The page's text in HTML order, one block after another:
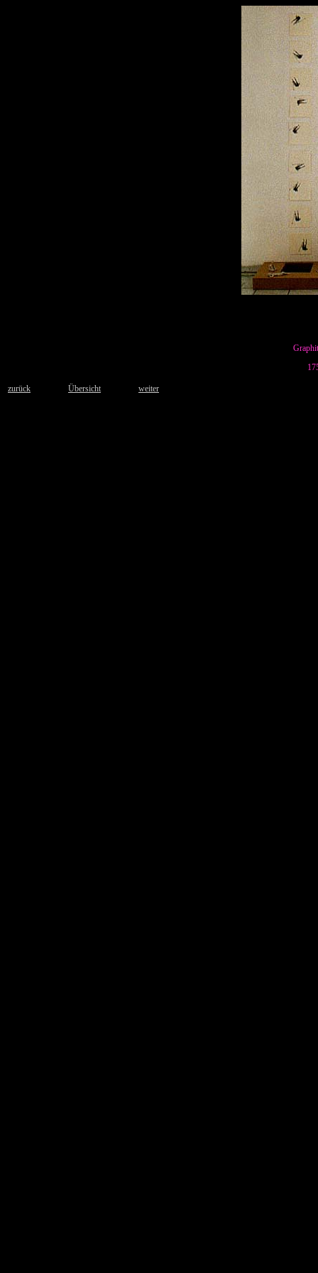
zurück Übersicht weiter